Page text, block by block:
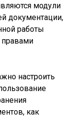
модули
документации,
работы
правами
настроить
как